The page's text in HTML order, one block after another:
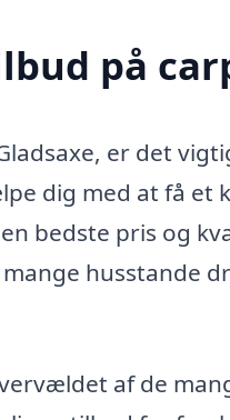
på
er det
dig med at få et
bedste pris og
husstande
af de